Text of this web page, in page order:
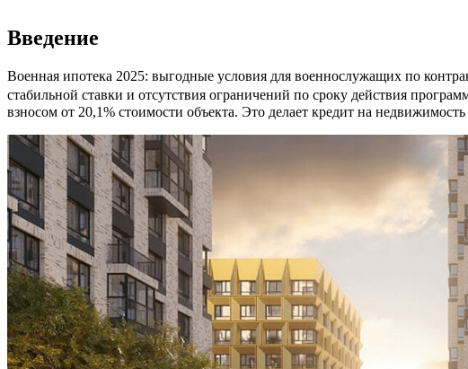
Введение
Военная ипотека 2025: выгодные условия для военнослужащих по
стабильной ставки и отсутствия ограничений по сроку действия
взносом от 20,1% стоимости объекта. Это делает кредит на